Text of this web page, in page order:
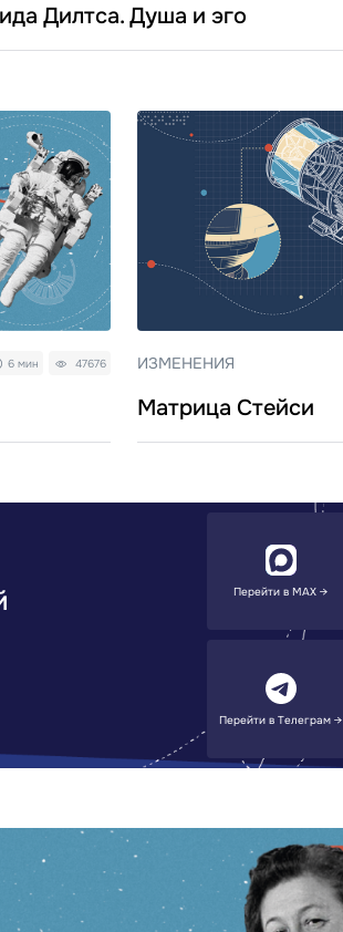
Дилтса. Душа и эго
6 мин 47676 ИЗМЕНЕНИЯ
Матрица Стейси
Перейти в MAX →
Перейти в Телеграм →